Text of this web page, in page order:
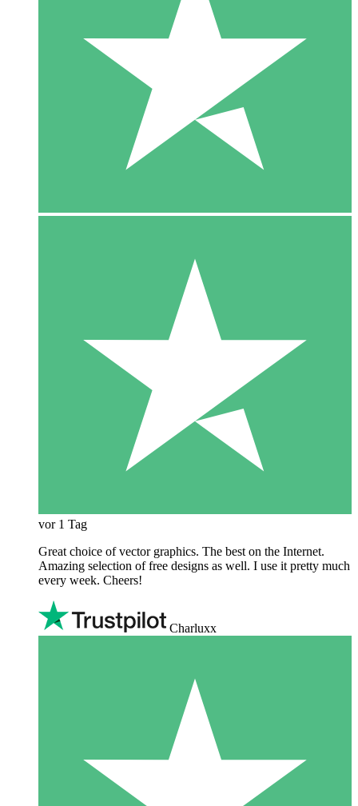
vor 1 Tag
Great choice of vector graphics. The best on the Internet.
Amazing selection of free designs as well. I use it pretty much
every week. Cheers!
Charluxx